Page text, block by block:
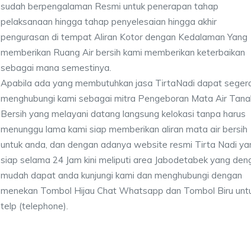
sudah berpengalaman Resmi untuk penerapan tahap
pelaksanaan hingga tahap penyelesaian hingga akhir
pengurasan di tempat Aliran Kotor dengan Kedalaman Yang
memberikan Ruang Air bersih kami memberikan keterbaikan
sebagai mana semestinya.
Apabila ada yang membutuhkan jasa TirtaNadi dapat
menghubungi kami sebagai mitra Pengeboran Mata Air
Bersih yang melayani datang langsung kelokasi tanpa harus
menunggu lama kami siap memberikan aliran mata air bersih
untuk anda, dan dengan adanya website resmi Tirta Nadi
siap selama 24 Jam kini meliputi area Jabodetabek yang
mudah dapat anda kunjungi kami dan menghubungi dengan
menekan Tombol Hijau Chat Whatsapp dan Tombol Biru
telp (telephone).